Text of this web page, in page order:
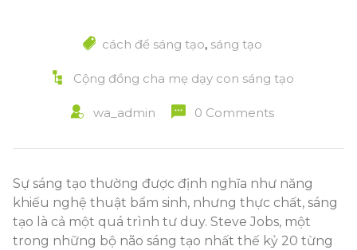
cách để sáng tạo, sáng tạo
Cộng đồng cha mẹ dạy con sáng tạo
wa_admin 0 Comments
Sự sáng tạo thường được định nghĩa như năng
khiếu nghệ thuật bẩm sinh, nhưng thực chất, sáng
tạo là cả một quá trình tư duy. Steve Jobs, một
trong những bộ não sáng tạo nhất thế kỷ 20 từng